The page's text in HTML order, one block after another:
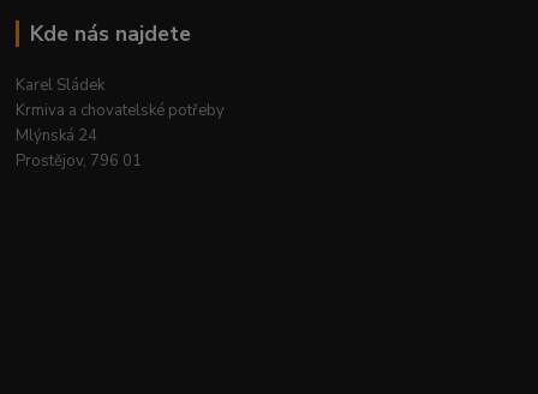
Kde nás najdete
Karel Sládek
Krmiva a chovatelské potřeby
Mlýnská 24
Prostějov, 796 01